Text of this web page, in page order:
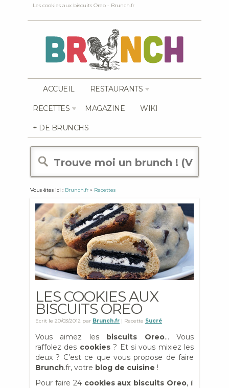
Les cookies aux biscuits Oreo - Brunch.fr
ACCUEIL RESTAURANTS
RECETTES MAGAZINE WIKI
+ DE BRUNCHS
Vous êtes ici : Brunch.fr » Recettes
LES COOKIES AUX
BISCUITS OREO
Ecrit le 20/03/2012 par Brunch.fr | Recette Sucré
Vous aimez les biscuits Oreo… Vous
raffolez des cookies? Et si vous mixiez les
deux ? C’est ce que vous propose de faire
Brunch.fr, votre blog de cuisine !
Pour faire 24 cookies aux biscuits Oreo, il